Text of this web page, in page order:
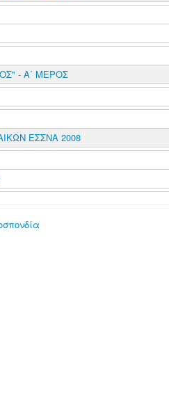
- Α΄ ΜΕΡΟΣ
ΕΣΣΝΑ 2008